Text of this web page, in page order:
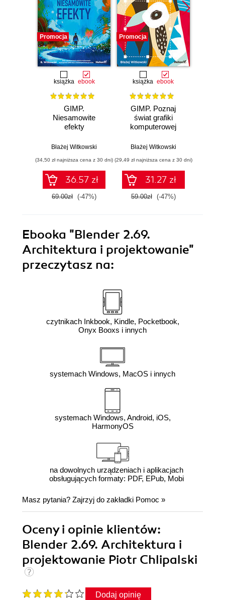
Promocja
książka ebook
GIMP.
Niesamowite
efekty
Błażej Witkowski
(34,50 zł najniższa cena z 30 dni)
36.57 zł
69.00zł (-47%)
Promocja
książka ebook
GIMP. Poznaj
świat grafiki
komputerowej
Błażej Witkowski
(29,49 zł najniższa cena z 30 dni)
31.27 zł
59.00zł (-47%)
Ebooka "Blender 2.69.
Architektura i projektowanie"
przeczytasz na:
czytnikach Inkbook, Kindle, Pocketbook,
Onyx Booxs i innych
systemach Windows, MacOS i innych
systemach Windows, Android, iOS,
HarmonyOS
na dowolnych urządzeniach i aplikacjach
obsługujących formaty: PDF, EPub, Mobi
Masz pytania? Zajrzyj do zakładki Pomoc »
Oceny i opinie klientów:
Blender 2.69. Architektura i
projektowanie Piotr Chlipalski
Dodaj opinię